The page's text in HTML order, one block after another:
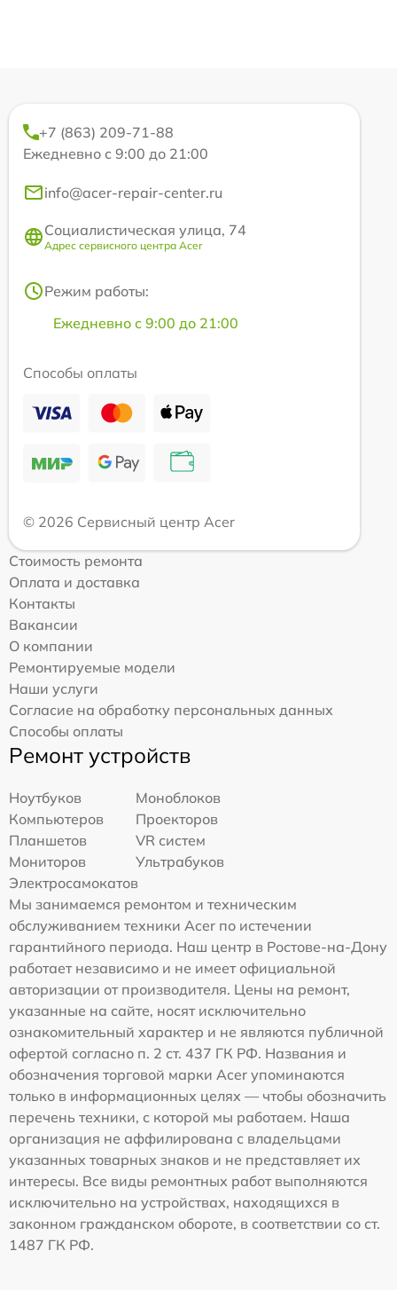
+7 (863) 209-71-88
Ежедневно с 9:00 до 21:00
info@acer-repair-center.ru
Социалистическая улица, 74
Адрес сервисного центра Acer
Режим работы:
Ежедневно с 9:00 до 21:00
Способы оплаты
© 2026 Сервисный центр Acer
Стоимость ремонта
Оплата и доставка
Контакты
Вакансии
О компании
Ремонтируемые модели
Наши услуги
Согласие на обработку персональных данных
Способы оплаты
Ремонт устройств
Ноутбуков
Моноблоков
Компьютеров
Проекторов
Планшетов
VR систем
Мониторов
Ультрабуков
Электросамокатов
Мы занимаемся ремонтом и техническим
обслуживанием техники Acer по истечении
гарантийного периода. Наш центр в Ростове-на-Дону
работает независимо и не имеет официальной
авторизации от производителя. Цены на ремонт,
указанные на сайте, носят исключительно
ознакомительный характер и не являются публичной
офертой согласно п. 2 ст. 437 ГК РФ. Названия и
обозначения торговой марки Acer упоминаются
только в информационных целях — чтобы обозначить
перечень техники, с которой мы работаем. Наша
организация не аффилирована с владельцами
указанных товарных знаков и не представляет их
интересы. Все виды ремонтных работ выполняются
исключительно на устройствах, находящихся в
законном гражданском обороте, в соответствии со ст.
1487 ГК РФ.